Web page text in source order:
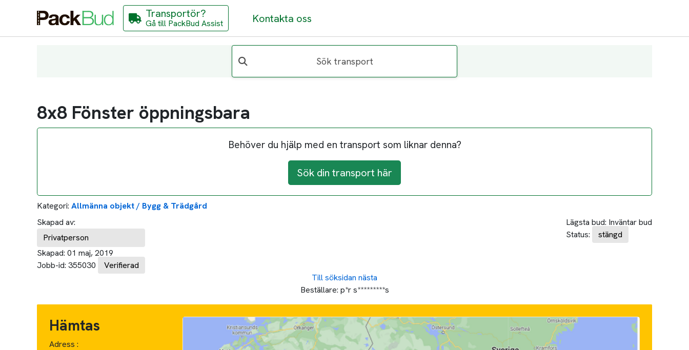
Transportör?
Gå till PackBud Assist Kontakta oss
Sök transport
8x8 Fönster öppningsbara
Behöver du hjälp med en transport som liknar denna?
Sök din transport här
Kategori: Allmänna objekt / Bygg & Trädgård
Skapad av:
Privatperson
Skapad: 01 maj, 2019
Jobb-id: 355030 Verifierad
Lägsta bud: Inväntar bud
Status:
stängd
Till söksidan nästa
Beställare: p*r s*********s
Hämtas
Adress :